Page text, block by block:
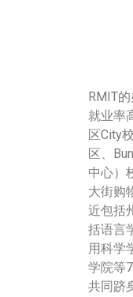
RMIT
就业率
区City
区、
中心）
大街购
近包括
括语言
用科学
学院等
共同跻